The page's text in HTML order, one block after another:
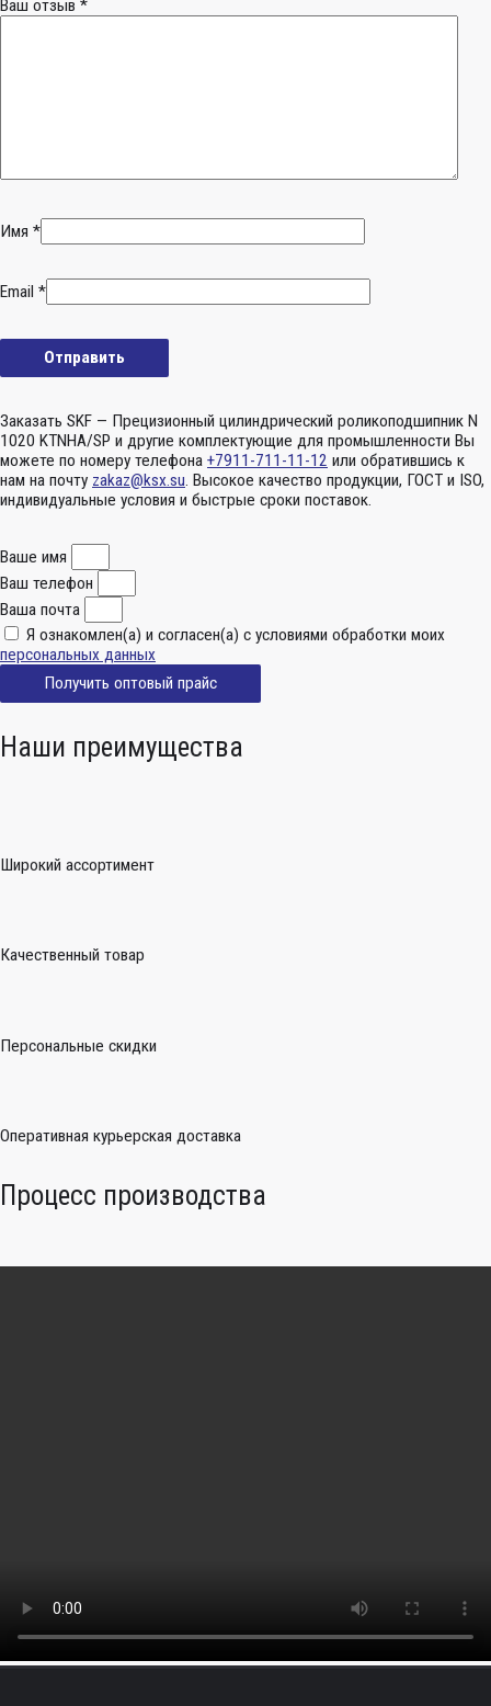
Ваш отзыв *
Имя *
Email *
Заказать SKF — Прецизионный цилиндрический роликоподшипник N
1020 KTNHA/SP и другие комплектующие для промышленности Вы
можете по номеру телефона +7911-711-11-12 или обратившись к
нам на почту zakaz@ksx.su. Высокое качество продукции, ГОСТ и ISO,
индивидуальные условия и быстрые сроки поставок.
Ваше имя
Ваш телефон
Ваша почта
Я ознакомлен(а) и согласен(а) с условиями обработки моих
персональных данных
Получить оптовый прайс
Наши преимущества
Широкий ассортимент
Качественный товар
Персональные скидки
Оперативная курьерская доставка
Процесс производства